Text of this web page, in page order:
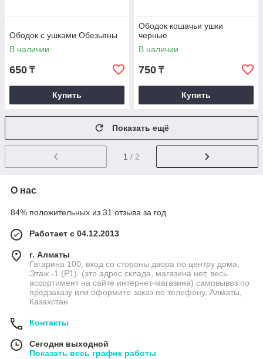
Ободок с ушками Обезьяны
В наличии
650 ₸
Купить
Ободок кошачьи ушки
черные
В наличии
750 ₸
Купить
Показать ещё
1 / 2
О нас
84% положительных из 31 отзыва за год
Работает с 04.12.2013
г. Алматы
Гагарина 100, вход со стороны двора по центру дома,
Этаж -1 (P1). (это адрес склада, магазина нет, весь
ассортимент на сайте интернет-магазина) самовывоз по
предзаказу или оформите заказ по телефону, Алматы,
Казахстан
Контакты
Сегодня выходной
Показать весь график работы